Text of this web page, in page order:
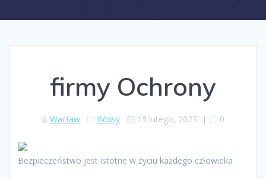
firmy Ochrony
Wacław Wpisy 15 lutego, 2023 | 0
Bezpieczeństwo jest istotne w życiu każdego człowieka